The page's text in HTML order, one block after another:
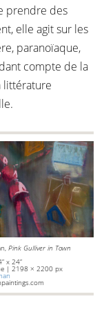
prendre des
elle agit sur les
paranoïaque,
compte de la
littérature
Pink Gulliver in Town
x 24”
| 2198 × 2200 px